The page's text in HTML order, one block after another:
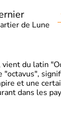
de Lune
du latin
"octavus",
et une
dans les